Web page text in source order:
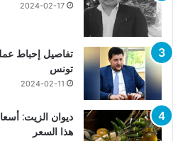
2024-02-17
تفاصيل إحباط
تونس
2024-02-11
ديوان الزيت:
هذا السعر